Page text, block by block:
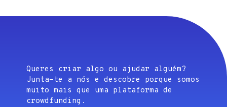
Queres criar algo ou ajudar alguém?
Junta-te a nós e descobre porque somos
muito mais que uma plataforma de
crowdfunding.